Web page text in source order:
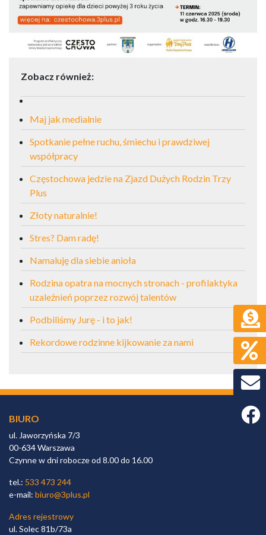
Zobacz również:
Maj jak medialnie
Spotkanie pełne ruchu, śmiechu i prawdziwej
współpracy
Częstochowa jedzie na Zjazd Dużych Rodzin Trzy
Plus
Złoty naturalnie!
Stres? Dam radę!
Namaluję dla siebie anioła
Rodzina opatra na mocnych stronach - profilaktyka
uzależnień poprzez rozwój talentów
Podbiliśmy Jurę - i to jak!
Rekordowe rodzinne kijkowanie za nami
BIURO
ul. Jaworzyńska 7/3
00-634 Warszawa
Czynne w dni robocze od 8.00 do 16.00
tel.: 533 473 244
e-mail: biuro@3plus.pl
Adres rejestrowy
ul. Solec 81b/73a